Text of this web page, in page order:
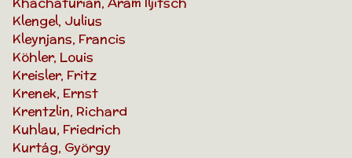
Klengel, Julius
Kleynjans, Francis
Köhler, Louis
Kreisler, Fritz
Krenek, Ernst
Krentzlin, Richard
Kuhlau, Friedrich
Kurtág, György